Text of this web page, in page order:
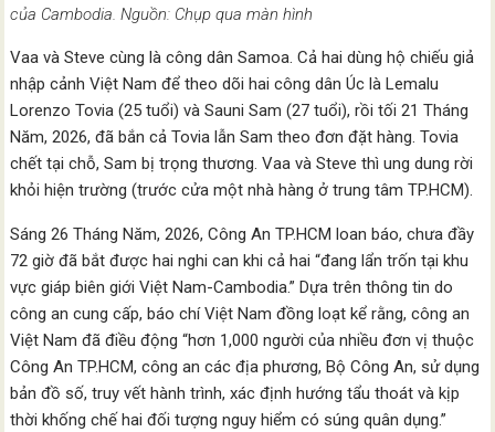
của Cambodia. Nguồn: Chụp qua màn hình
Vaa và Steve cùng là công dân Samoa. Cả hai dùng hộ chiếu giả
nhập cảnh Việt Nam để theo dõi hai công dân Úc là Lemalu
Lorenzo Tovia (25 tuổi) và Sauni Sam (27 tuổi), rồi tối 21 Tháng
Năm, 2026, đã bắn cả Tovia lẫn Sam theo đơn đặt hàng. Tovia
chết tại chỗ, Sam bị trọng thương. Vaa và Steve thì ung dung rời
khỏi hiện trường (trước cửa một nhà hàng ở trung tâm TP.HCM).
Sáng 26 Tháng Năm, 2026, Công An TP.HCM loan báo, chưa đầy
72 giờ đã bắt được hai nghi can khi cả hai “đang lẩn trốn tại khu
vực giáp biên giới Việt Nam-Cambodia.” Dựa trên thông tin do
công an cung cấp, báo chí Việt Nam đồng loạt kể rằng, công an
Việt Nam đã điều động “hơn 1,000 người của nhiều đơn vị thuộc
Công An TP.HCM, công an các địa phương, Bộ Công An, sử dụng
bản đồ số, truy vết hành trình, xác định hướng tẩu thoát và kịp
thời khống chế hai đối tượng nguy hiểm có súng quân dụng.”